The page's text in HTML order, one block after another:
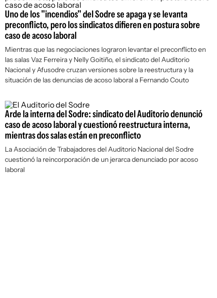
Uno de los "incendios" del Sodre se apaga y se levanta
preconflicto, pero los sindicatos difieren en postura sobre
caso de acoso laboral
Mientras que las negociaciones lograron levantar el preconflicto en
las salas Vaz Ferreira y Nelly Goitiño, el sindicato del Auditorio
Nacional y Afusodre cruzan versiones sobre la reestructura y la
situación de las denuncias de acoso laboral a Fernando Couto
Arde la interna del Sodre: sindicato del Auditorio denunció
caso de acoso laboral y cuestionó reestructura interna,
mientras dos salas están en preconflicto
La Asociación de Trabajadores del Auditorio Nacional del Sodre
cuestionó la reincorporación de un jerarca denunciado por acoso
laboral